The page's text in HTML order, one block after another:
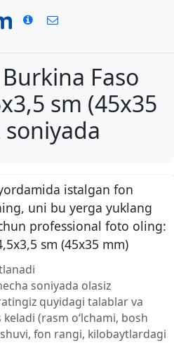
Faso
sm (45x35
istalgan fon
uni bu yerga yuklang
professional foto oling:
sm (45x35 mm)
soniyada olasiz
quyidagi talablar va
(rasm o‘lchami, bosh
fon rangi, kilobaytlardagi